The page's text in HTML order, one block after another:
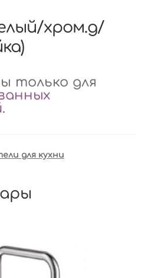
хром.д/
только для
.
для кухни